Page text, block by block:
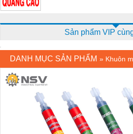
Sản phẩm VIP
DANH MỤC SẢN PHẨM » Khuôn